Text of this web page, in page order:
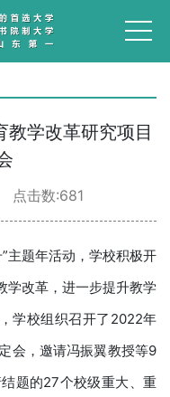
学改革研究项目
点击数:681
主题年活动，学校积极开
学改革，进一步提升教学
学校组织召开了2022年
会，邀请冯振翼教授等9
题的27个校级重大、重